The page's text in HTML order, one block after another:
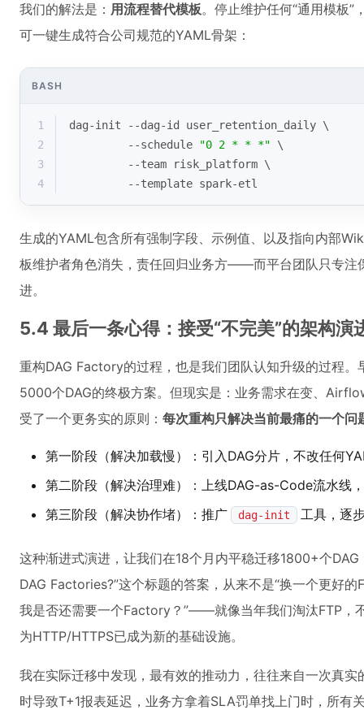
我们的解法是： 用流程替代模板。停止维护任何“通用模板”
可一键生成符合公司规范的YAML骨架：
BASH
1
dag-init --dag-id user_retention_daily \
2
         --schedule
"0 2 * * *" \
3
         --team risk_platform \
4
         --template spark-etl
生成的YAML包含所有强制字段、示例值、以及指向内部
板维护者角色消失，责任回归业务方——而平台团队只专注
进。
5.4 最后一条心得：接受“不完美”的架构演
重构DAG Factory的过程，也是我们团队认知升级的过程。
5000个DAG的终极方案。但现实是：业务需求在变、
受了一个更务实的原则： 每次重构只解决当前最痛的一个问
第一阶段（解决加载慢）：引入DAG分片，不改任何
第二阶段（解决治理难）：上线DAG-as-Code流水线
第三阶段（解决协作堵）：推广
dag-init 工具，逐
这种渐进式演进，让我们在18个月内平稳迁移1800+个
DAG Factories?”这个标题的答案，从来不是“换一个更好
我是否还需要一个Factory？”——就像当年我们淘汰FTP，
为HTTP/HTTPS已成为新的基础设施。
我在实际迁移中发现，最有效的推动力，往往来自一次真
时导致T+1报表延迟，业务方拿着SLA罚单找上门时，所有